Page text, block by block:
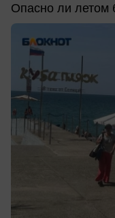
Опасно ли летом